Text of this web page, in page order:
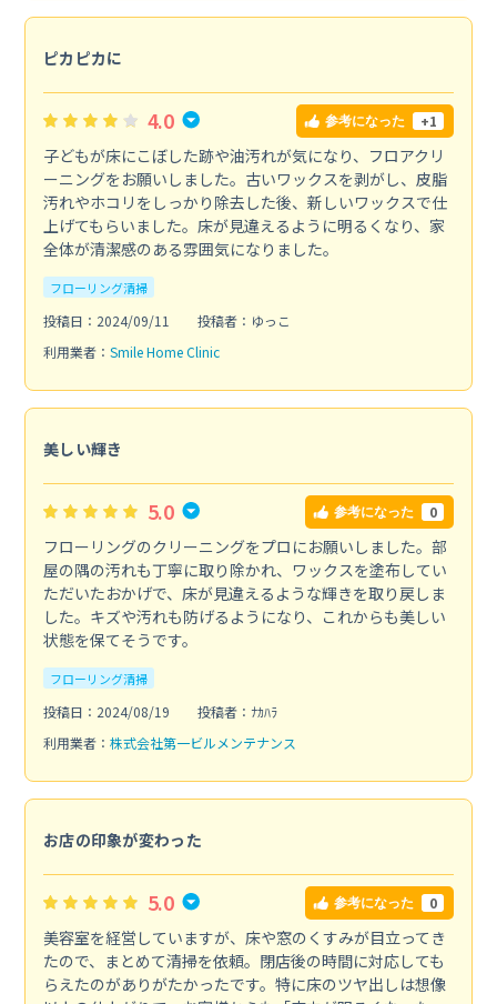
ピカピカに
4.0 参考になった +1
子どもが床にこぼした跡や油汚れが気になり、フロアクリ
ーニングをお願いしました。古いワックスを剥がし、皮脂
汚れやホコリをしっかり除去した後、新しいワックスで仕
上げてもらいました。床が見違えるように明るくなり、家
全体が清潔感のある雰囲気になりました。
フローリング清掃
投稿日：2024/09/11
投稿者：ゆっこ
利用業者： Smile Home Clinic
美しい輝き
5.0 参考になった 0
フローリングのクリーニングをプロにお願いしました。部
屋の隅の汚れも丁寧に取り除かれ、ワックスを塗布してい
ただいたおかげで、床が見違えるような輝きを取り戻しま
した。キズや汚れも防げるようになり、これからも美しい
状態を保てそうです。
フローリング清掃
投稿日：2024/08/19
投稿者：ﾅｶﾊﾗ
利用業者： 株式会社第一ビルメンテナンス
お店の印象が変わった
5.0 参考になった 0
美容室を経営していますが、床や窓のくすみが目立ってき
たので、まとめて清掃を依頼。閉店後の時間に対応しても
らえたのがありがたかったです。特に床のツヤ出しは想像